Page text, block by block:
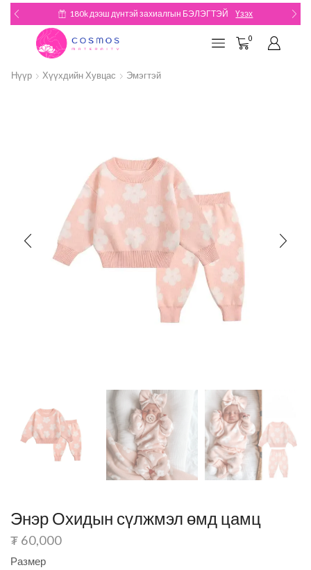
180k дээш дүнтэй захиалгын БЭЛЭГТЭЙ Үзэх
0
Нүүр Хүүхдийн Хувцас Эмэгтэй
Энэр Охидын сүлжмэл өмд цамц
₮ 60,000
Размер